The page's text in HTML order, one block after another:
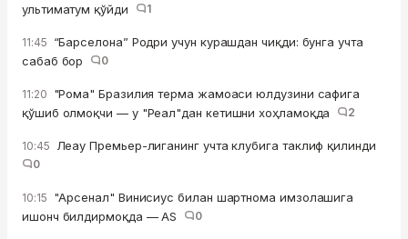
ультиматум қўйди
1
11:45 “Барселона” Родри учун курашдан чиқди: бунга учта
сабаб бор
0
11:20 "Рома" Бразилия терма жамоаси юлдузини сафига
қўшиб олмоқчи — у "Реал"дан кетишни хоҳламоқда
2
10:45 Леау Премьер-лиганинг учта клубига таклиф қилинди
0
10:15 "Арсенал" Винисиус билан шартнома имзолашига
ишонч билдирмоқда — AS
0